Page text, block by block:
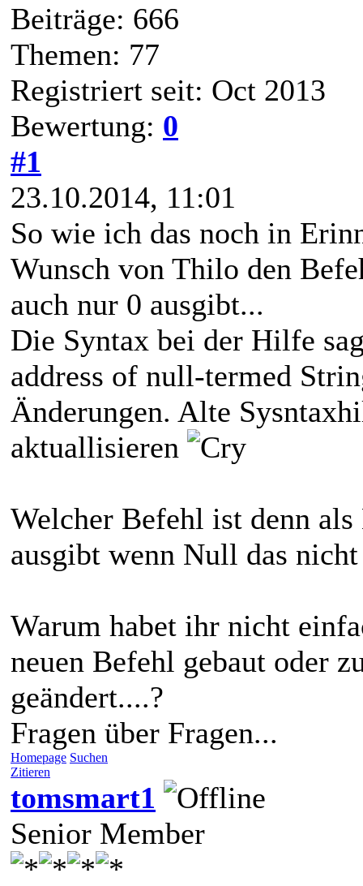
Beiträge: 666
Themen: 77
Registriert seit: Oct 2013
Bewertung: 0
#1
23.10.2014, 11:01
So wie ich das noch in
Wunsch von Thilo den
auch nur 0 ausgibt...
Die Syntax bei der Hilfe
address of null-termed
Änderungen. Alte
aktuallisieren
Welcher Befehl ist denn
ausgibt wenn Null das
Warum habet ihr nicht
neuen Befehl gebaut oder
geändert....?
Fragen über Fragen...
Homepage Suchen
Zitieren
tomsmart1
Senior Member